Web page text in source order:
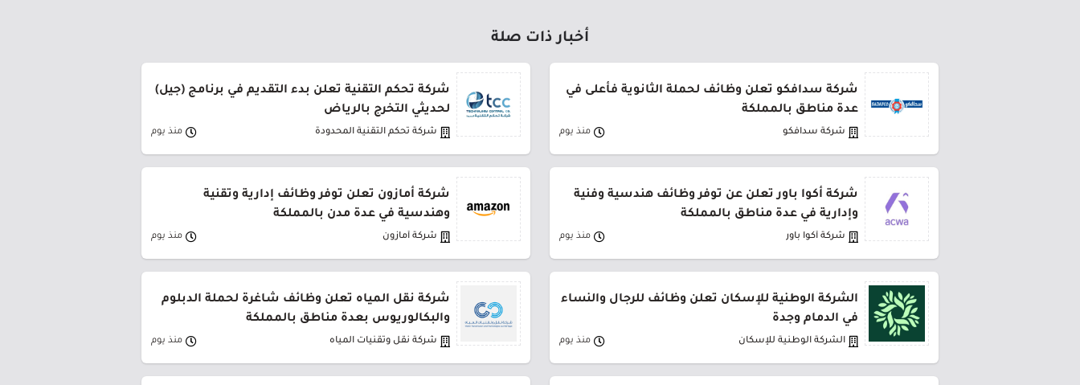
أخبار ذات صلة
شركة سدافكو تعلن وظائف لحملة الثانوية فأعلى في
عدة مناطق بالمملكة
شركة سدافكو منذ يوم
شركة تحكم التقنية تعلن بدء التقديم في برنامج (جيل)
لحديثي التخرج بالرياض
شركة تحكم التقنية المحدودة منذ يوم
شركة أكوا باور تعلن عن توفر وظائف هندسية وفنية
وإدارية في عدة مناطق بالمملكة
شركة أكوا باور منذ يوم
شركة أمازون تعلن توفر وظائف إدارية وتقنية
وهندسية في عدة مدن بالمملكة
شركة أمازون منذ يوم
الشركة الوطنية للإسكان تعلن وظائف للرجال والنساء
في الدمام وجدة
الشركة الوطنية للإسكان منذ يوم
شركة نقل المياه تعلن وظائف شاغرة لحملة الدبلوم
والبكالوريوس بعدة مناطق بالمملكة
شركة نقل وتقنيات المياه منذ يوم